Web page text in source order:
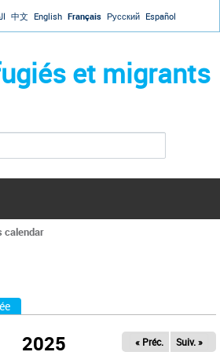
Jump to navigation
中文 English Français Русский Español
et migrants
calendar
2025 « Préc. Suiv. »